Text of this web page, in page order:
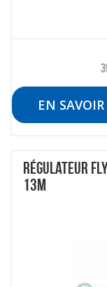
EN
RÉGULATEUR
13M